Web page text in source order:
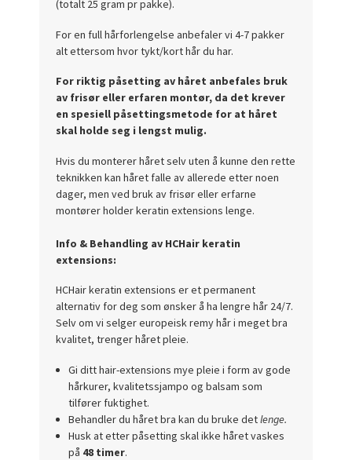
(totalt 25 gram pr pakke).
For en full hårforlengelse anbefaler vi 4-7 pakker
alt ettersom hvor tykt/kort hår du har.
For riktig påsetting av håret anbefales bruk
av frisør eller erfaren montør, da det krever
en spesiell påsettingsmetode for at håret
skal holde seg i lengst mulig.
Hvis du monterer håret selv uten å kunne den rette
teknikken kan håret falle av allerede etter noen
dager, men ved bruk av frisør eller erfarne
montører holder keratin extensions lenge.
Info & Behandling av HCHair keratin
extensions:
HCHair keratin extensions er et permanent
alternativ for deg som ønsker å ha lengre hår 24/7.
Selv om vi selger europeisk remy hår i meget bra
kvalitet, trenger håret pleie.
Gi ditt hair-extensions mye pleie i form av gode
hårkurer, kvalitetssjampo og balsam som
tilfører fuktighet.
Behandler du håret bra kan du bruke detlenge.
Husk at etter påsetting skal ikke håret vaskes
på 48 timer.